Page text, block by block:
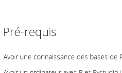
Pré-requis
Avoir une connaissance des bases de